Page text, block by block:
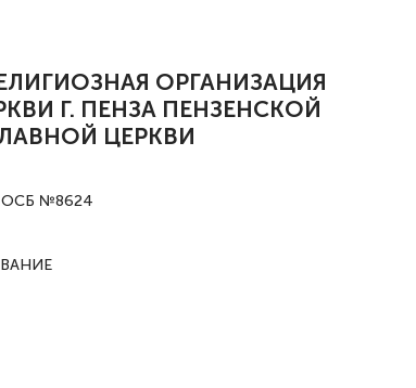
ОРГАНИЗАЦИЯ
Г. ПЕНЗА ПЕНЗЕНСКОЙ
ЦЕРКВИ
ОСБ №8624